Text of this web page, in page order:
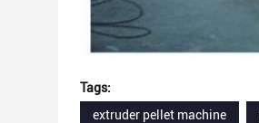
Tags:
extruder pellet machine